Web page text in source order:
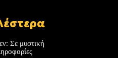
Σε μυστική